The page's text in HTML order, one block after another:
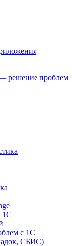
решение проблем
1С
с 1С
СБИС)